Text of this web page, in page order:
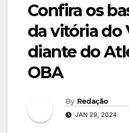
Confira os
da vitória do
diante do
OBA
By Redação
JAN 29, 2024